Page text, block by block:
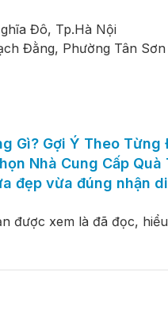
Đô, Tp.Hà Nội
Đằng, Phường Tân
Gì? Gợi Ý Theo
Nhà Cung Cấp
đẹp vừa đúng nhận
được xem là đã đọc,